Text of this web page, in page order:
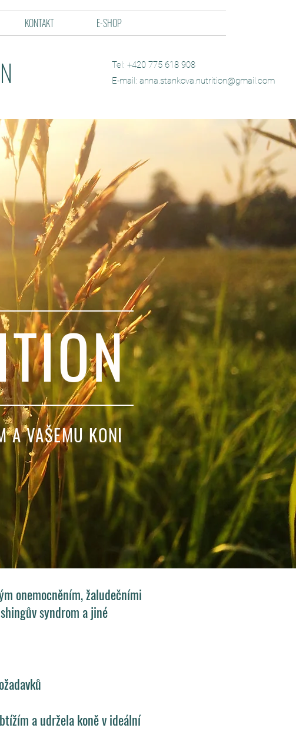
KONTAKT E-SHOP
Tel: +420 775 618 908
E-mail: anna.stankova.nutrition@gmail.com
A VAŠEMU KONI
onemocněním, žaludečními
syndrom a jiné
a udržela koně v ideální